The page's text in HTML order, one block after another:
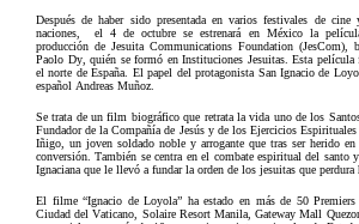
Después de haber sido presentada en varios festivales de
naciones, el 4 de octubre se estrenará en México la
producción de Jesuita Communications Foundation
Paolo Dy, quién se formó en Instituciones Jesuitas. Esta
el norte de España. El papel del protagonista San Ignacio de
español Andreas Muñoz.
Se trata de un film biográfico que retrata la vida uno de los
Fundador de la Compañía de Jesús y de los Ejercicios
Iñigo, un joven soldado noble y arrogante que tras ser herido en
conversión. También se centra en el combate espiritual del santo
Ignaciana que le llevó a fundar la orden de los jesuitas que perdura
El filme “Ignacio de Loyola” ha estado en más de 50
Ciudad del Vaticano, Solaire Resort Manila, Gateway Mall